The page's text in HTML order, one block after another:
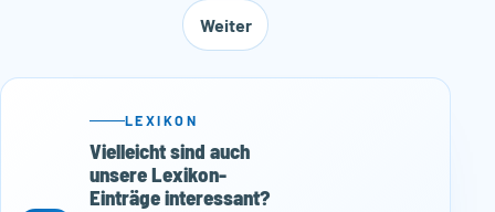
Weiter
LEXIKON
Vielleicht sind auch
unsere Lexikon-
Einträge interessant?